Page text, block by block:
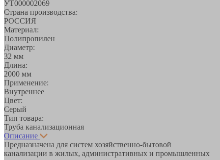
УТ000002069
Страна производства:
РОССИЯ
Материал:
Полипропилен
Диаметр:
32 мм
Длина:
2000 мм
Применение:
Внутреннее
Цвет:
Серый
Тип товара:
Труба канализационная
Описание
Предназначена для систем хозяйственно-бытовой
канализации в жилых, административных и промышленных